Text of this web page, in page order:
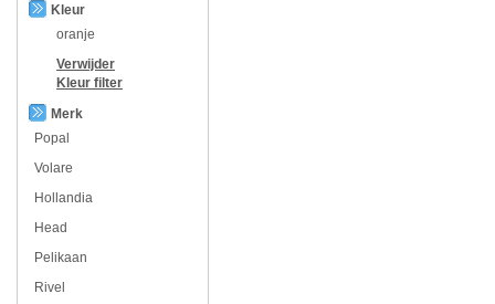
Kleur
oranje
Verwijder
Kleur filter
Merk
Popal
Volare
Hollandia
Head
Pelikaan
Rivel